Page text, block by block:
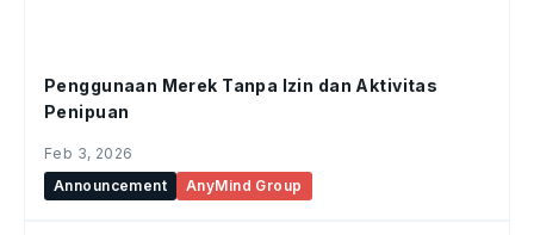
Announcement AnyMind Group
Feb 3, 2026
Penggunaan Merek Tanpa Izin dan Aktivitas
Penipuan